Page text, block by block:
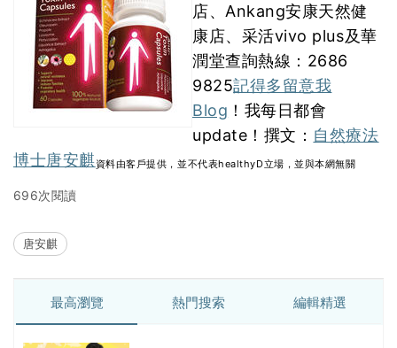
店、Ankang安康天然健
康店、采活vivo plus及華
潤堂查詢熱線：2686
9825記得多留意我
Blog ！我每日都會
update！撰文： 自然療法
博士唐安麒資料由客戶提供，並不代表healthyD立場，並與本網無關
696次閱讀
唐安麒
最高瀏覽 熱門搜索 編輯精選